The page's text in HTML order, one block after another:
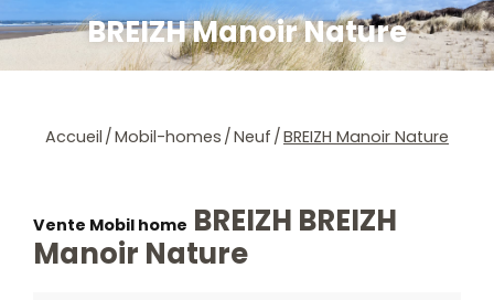
BREIZH Manoir Nature
Accueil Mobil-homes Neuf BREIZH Manoir Nature
Vente Mobil home BREIZH BREIZH
Manoir Nature